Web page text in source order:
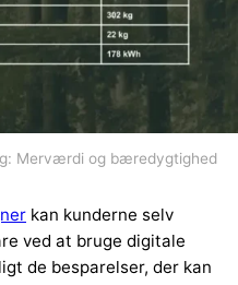
Merværdi og bæredygtighed
kan kunderne selv
ved at bruge digitale
de besparelser, der kan